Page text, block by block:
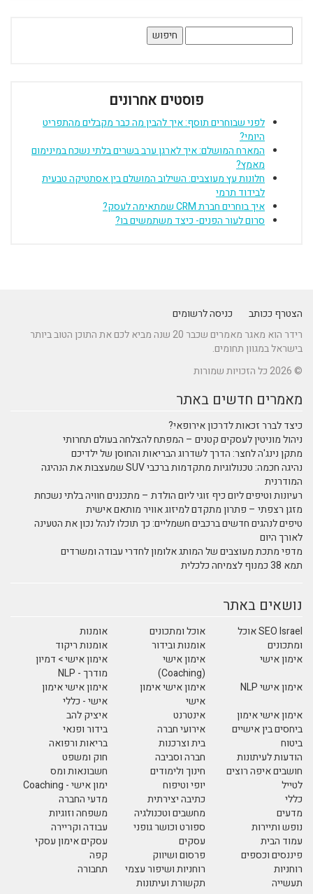
פוסטים אחרונים
לפני שבוחרים תוסף: איך להבין מה כבר מקבלים מהתפריט
היומי?
המארח המושלם: איך לארגן ערב בשרים בלתי נשכח במינימום
מאמץ?
חלונות עץ מעוצבים: השילוב המושלם בין אסתטיקה טבעית
לבידוד תרמי
איך בוחרים חברת CRM שמתאימה לעסק?
סרום לעור הפנים- כיצד משתמשים בו?
הצטרף ככותב
כניסה לרשומים
רידר הוא מאגר מאמרים שכבר 20 שנה מביא לכם את התוכן הטוב ביותר
בישראל במגוון תחומים.
© 2026 כל הזכויות שמורות
מאמרים חדשים באתר
כיצד לברר זכאות לדרכון אירופאי?
ניהול מוניטין לעסקים קטנים – המפתח להצלחה בעולם תחרותי
מתקן נינג'ה לחצר: הדרך לשדרוג הבריאות והחוסן של ילדיכם
נהיגה חכמה: טכנולוגיות מתקדמות ברכבי SUV שמעצבות את הנהיגה
המודרנית
רעיונות וטיפים ליום כיף זוגי ליום הולדת – מתכננים חוויה בלתי נשכחת
מזגן רצפתי – פתרון מתקדם למיזוג אוויר מותאם אישית
טיפים לנהגים חדשים ברכבים חשמליים: כך תוכלו לנהל נכון את הטעינה
לאורך היום
מדפי מתכת מעוצבים של המותג אלומון לחדרי עבודה ומשרדים
תמא 38 כמנוף לצמיחה כלכלית
נושאים באתר
SEO Israel אוכל
ומתכונים
אוכל ומתכונים
אומנות
אומנות ובידור
אומנות ריקוד
אימון אישי
אימון אישי
(Coaching)
אימון אישי > דמיון
מודרך - NLP
אימון אישי NLP
אימון אישי אימון
אישי
אימון אישי אימון
אישי - כללי
אימון אישי אימון
ביחסים בין אישיים
אינטרנט
איציק להב
אירועי חברה
בידור ופנאי
ביטוח
בית וצרכנות
בריאות ורפואה
הודעות לעיתונות
חברה וסביבה
חוק ומשפט
חושבים איפה רוצים
לטייל
חינוך ולימודים
חשבונאות ומס
יופי וטיפוח
ימון אישי - Coaching
כללי
כתיבה יצירתית
מדעי החברה
מדעים
מחשבים וטכנולגיה
משפחה וזוגיות
נופש ותיירות
ספורט וכושר גופני
עבודה וקריירה
עמוד הבית
עסקים
עסקים אימון עסקי
פיננסים וכספים
פרסום ושיווק
קפה
רוחניות
רוחניות ושיפור עצמי
תחבורה
תעשייה
תקשורת ועיתונות